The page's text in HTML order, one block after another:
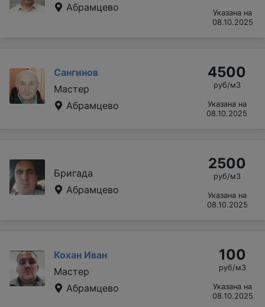
Абрамцево
Указана на
08.10.2025
Сангинов
Мастер
Абрамцево
4500
руб/м3
Указана на
08.10.2025
Бригада
Абрамцево
2500
руб/м3
Указана на
08.10.2025
Кохан Иван
Мастер
Абрамцево
100
руб/м3
Указана на
08.10.2025